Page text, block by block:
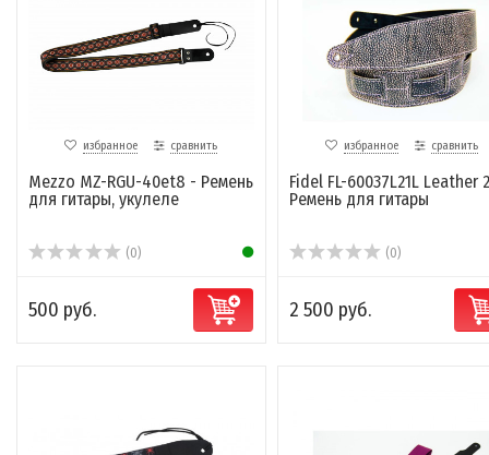
избранное сравнить
Mezzo MZ-RGU-40et8 - Ремень
для гитары, укулеле
(0)
500 руб.
избранное сравнить
Fidel FL-60037L21L Leather
Ремень для гитары
(0)
2 500 руб.